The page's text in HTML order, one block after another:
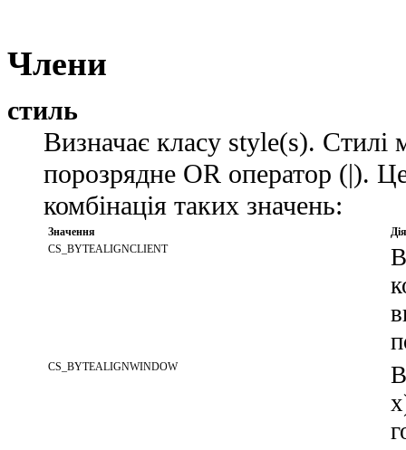
Члени
стиль
Визначає класу style(s). Стилі
порозрядне OR оператор (|).
комбінація таких значень:
Значення
Дія
CS_BYTEALIGNCLIENT
CS_BYTEALIGNWINDOW